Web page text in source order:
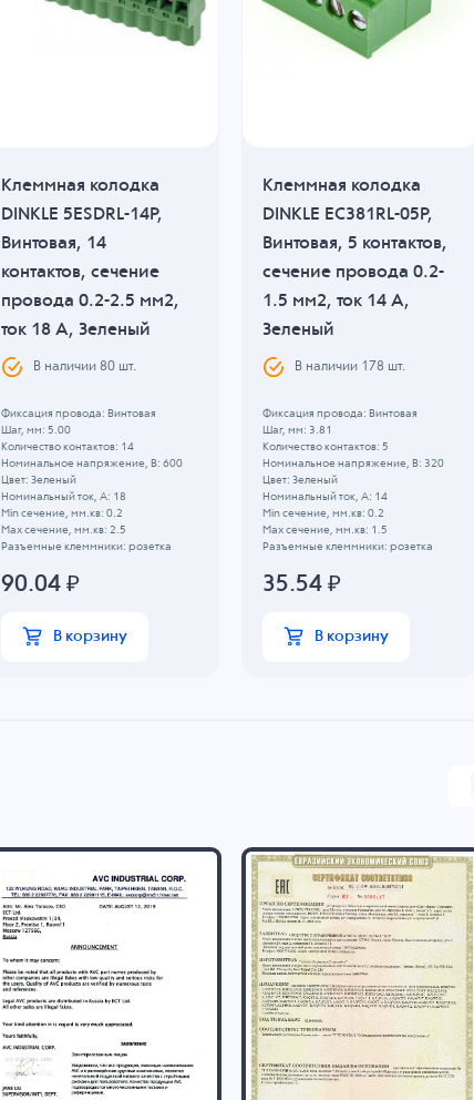
Клеммная колодка
DINKLE 5ESDRL-14P,
Винтовая, 14
контактов, сечение
провода 0.2-2.5 мм2,
ток 18 A, Зеленый
В наличии80 шт.
Фиксация провода: Винтовая
Шаг, мм: 5.00
Количество контактов: 14
Номинальное напряжение, B: 600
Цвет: Зеленый
Номинальный ток, А: 18
Min сечение, мм.кв: 0.2
Max сечение, мм.кв: 2.5
Разъемные клеммники: розетка
90.04₽
В корзину
Клеммная колодка
DINKLE EC381RL-05P,
Винтовая, 5 контактов,
сечение провода 0.2-
1.5 мм2, ток 14 A,
Зеленый
В наличии 178 шт.
Фиксация провода: Винтовая
Шаг, мм: 3.81
Количество контактов: 5
Номинальное напряжение, B: 320
Цвет: Зеленый
Номинальный ток, А: 14
Min сечение, мм.кв: 0.2
Max сечение, мм.кв: 1.5
Разъемные клеммники: розетка
35.54₽
В корзину